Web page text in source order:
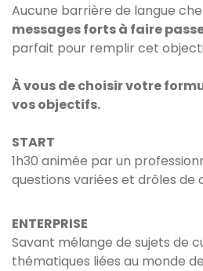
Aucune barrière de langue
messages forts à faire
parfait pour remplir cet
À vous de choisir votre
vos objectifs.
START
1h30 animée par un
questions variées et drôles de
ENTERPRISE
Savant mélange de sujets de
thématiques liées au monde